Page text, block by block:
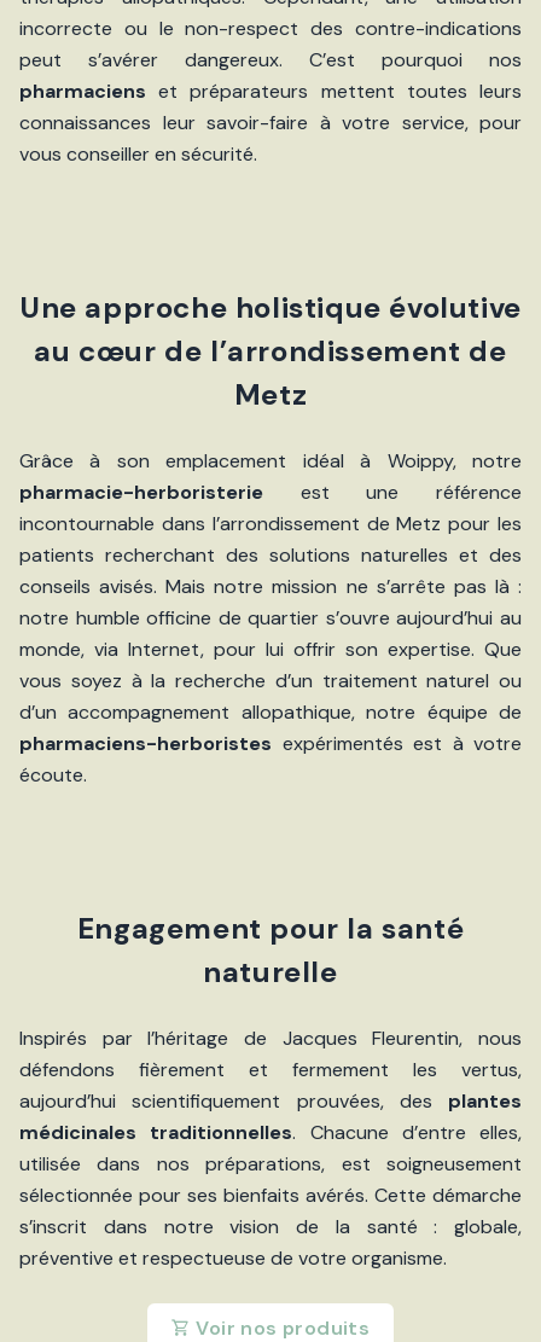
incorrecte ou le non-respect des contre-indications
peut s’avérer dangereux. C’est pourquoi nos
pharmaciens et préparateurs mettent toutes leurs
connaissances leur savoir-faire à votre service, pour
vous conseiller en sécurité.
Une approche holistique évolutive
au cœur de l’arrondissement de
Metz
Grâce à son emplacement idéal à Woippy, notre
pharmacie-herboristerie est une référence
incontournable dans l’arrondissement de Metz pour les
patients recherchant des solutions naturelles et des
conseils avisés. Mais notre mission ne s’arrête pas là :
notre humble officine de quartier s’ouvre aujourd’hui au
monde, via Internet, pour lui offrir son expertise. Que
vous soyez à la recherche d’un traitement naturel ou
d’un accompagnement allopathique, notre équipe de
pharmaciens-herboristes expérimentés est à votre
écoute.
Engagement pour la santé
naturelle
Inspirés par l’héritage de Jacques Fleurentin, nous
défendons fièrement et fermement les vertus,
aujourd’hui scientifiquement prouvées, des plantes
médicinales traditionnelles. Chacune d’entre elles,
utilisée dans nos préparations, est soigneusement
sélectionnée pour ses bienfaits avérés. Cette démarche
s’inscrit dans notre vision de la santé : globale,
préventive et respectueuse de votre organisme.
Voir nos produits